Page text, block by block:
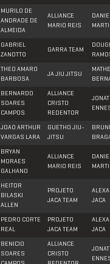
MURILO DE
ANDRADE DE
ALMEIDA
ALLIANCE
MARIO REIS
GABRIEL
ZANOTTO
GARRA TEAM
THEO AMARO
BARBOSA
JA JIU JITSU
BERNARDO
SOARES
CAMPOS
ALLIANCE
CRISTO
REDENTOR
JOAO ARTHUR
VARGAS LARA
GUETHO JIU-
JITSU
BRYAN
MORAES
GALHANO
ALLIANCE
MARIO REIS
HEITOR
BILASKI
ALLEN
PROJETO
JACA TEAM
JACA
PEDRO CORTE
REAL
PROJETO
JACA TEAM
JACA
BENICIO
SOARES
ALLIANCE
CRISTO